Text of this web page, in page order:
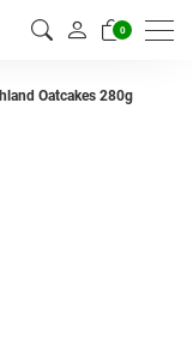
0
Oatcakes 280g